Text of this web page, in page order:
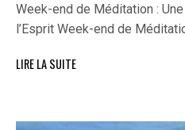
Week-end de Méditation :
l’Esprit Week-end de
LIRE LA SUITE